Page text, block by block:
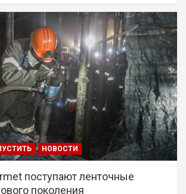
НОВОСТИ
поступают ленточные
поколения